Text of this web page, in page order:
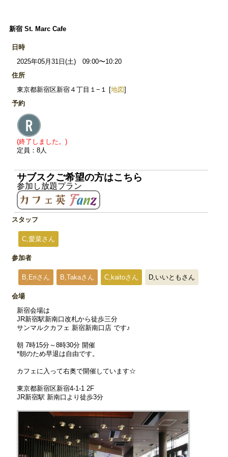
新宿 St. Marc Cafe
日時
2025年05月31日(土) 09:00〜10:20
住所
東京都新宿区新宿４丁目１−１ [地図]
予約
(終了しました。)
定員：8人
サブスクご希望の方はこちら
参加し放題プラン
スタッフ
C,愛菜さん
参加者
B,Eriさん B,Takaさん C,kaitoさん D,いいともさん
会場
新宿会場は
JR新宿駅新南口改札から徒歩三分
サンマルクカフェ 新宿新南口店 です♪
朝 7時15分～8時30分 開催
*朝のため早退は自由です。
カフェに入って右奥で開催しています☆
東京都新宿区新宿4-1-1 2F
JR新宿駅 新南口より徒歩3分